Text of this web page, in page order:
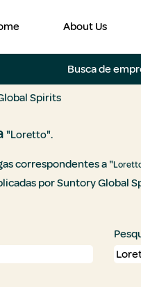
About Us
Busca de
Spirits(página
"Loretto".
correspondentes a "
por Suntory Global